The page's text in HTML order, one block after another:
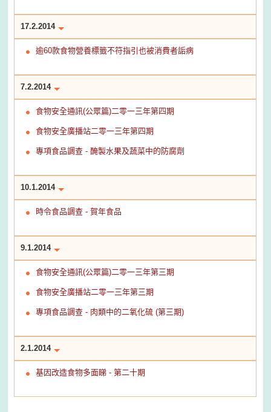
17.2.2014
逾60款食物營養標籤不符指引也被消費者詬病
7.2.2014
食物安全通訊(公眾篇)二零一三年第四期
食物安全廣播站二零一三年第四期
專項食品調查 - 醃製水果及蔬菜中的防腐劑
10.1.2014
時令食品調查 - 賀年食品
9.1.2014
食物安全通訊(公眾篇)二零一三年第三期
食物安全廣播站二零一三年第三期
專項食品調查 - 肉類中的二氧化硫 (第三期)
2.1.2014
基因改造食物多面睇 - 第二十期